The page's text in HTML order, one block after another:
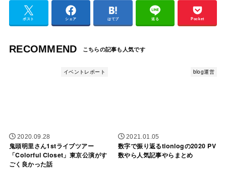
ポスト シェア はてブ 送る Pocket
RECOMMEND
イベントレポート
2020.09.28
鬼頭明里さん1stライブツアー
「Colorful Closet」東京公演がす
ごく良かった話
blog運営
2021.01.05
数字で振り返るtionlogの2020 PV
数やら人気記事やらまとめ